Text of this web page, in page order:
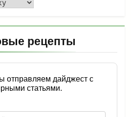
рецепты
отправляем дайджест с
статьями.